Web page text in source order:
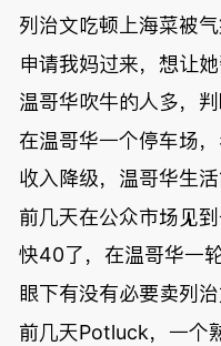
列治文吃顿上海菜被
申请我妈过来，想让
温哥华吹牛的人多，
在温哥华一个停车场
收入降级，温哥华生活
前几天在公众市场见
快40了，在温哥华一
眼下有没有必要卖列
前几天Potluck，一个